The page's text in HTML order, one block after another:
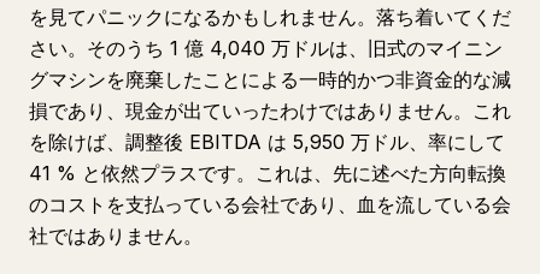
を見てパニックになるかもしれません。落ち着いてくだ
さい。そのうち 1 億 4,040 万ドルは、旧式のマイニン
グマシンを廃棄したことによる一時的かつ非資金的な減
損であり、現金が出ていったわけではありません。これ
を除けば、調整後 EBITDA は 5,950 万ドル、率にして
41 % と依然プラスです。これは、先に述べた方向転換
のコストを支払っている会社であり、血を流している会
社ではありません。